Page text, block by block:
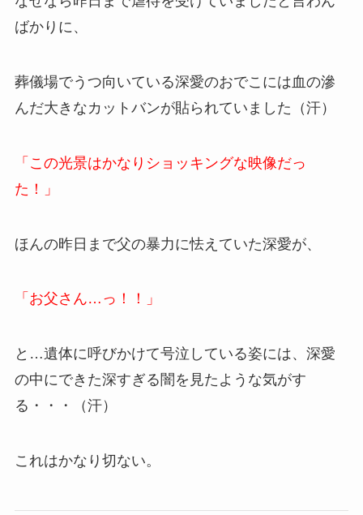
ばかりに、
葬儀場でうつ向いている深愛のおでこには血の滲
んだ大きなカットバンが貼られていました（汗）
「この光景はかなりショッキングな映像だっ
た！」
ほんの昨日まで父の暴力に怯えていた深愛が、
「お父さん…っ！！」
と…遺体に呼びかけて号泣している姿には、深愛
の中にできた深すぎる闇を見たような気がす
る・・・（汗）
これはかなり切ない。